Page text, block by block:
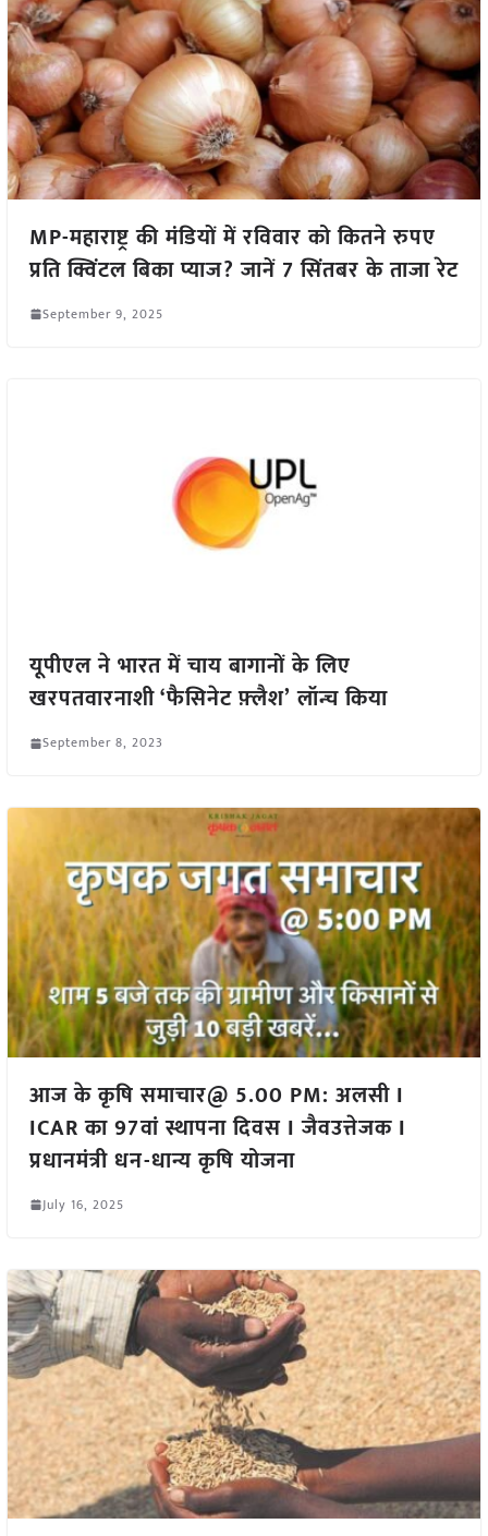
MP-महाराष्ट्र की मंडियों में रविवार को कितने रुपए
प्रति क्विंटल बिका प्याज? जानें 7 सिंतबर के ताजा रेट
September 9, 2025
यूपीएल ने भारत में चाय बागानों के लिए
खरपतवारनाशी ‘फैसिनेट फ़्लैश’ लॉन्च किया
September 8, 2023
आज के कृषि समाचार@ 5.00 PM: अलसी I
ICAR का 97वां स्थापना दिवस I जैवउत्तेजक I
प्रधानमंत्री धन-धान्य कृषि योजना
July 16, 2025